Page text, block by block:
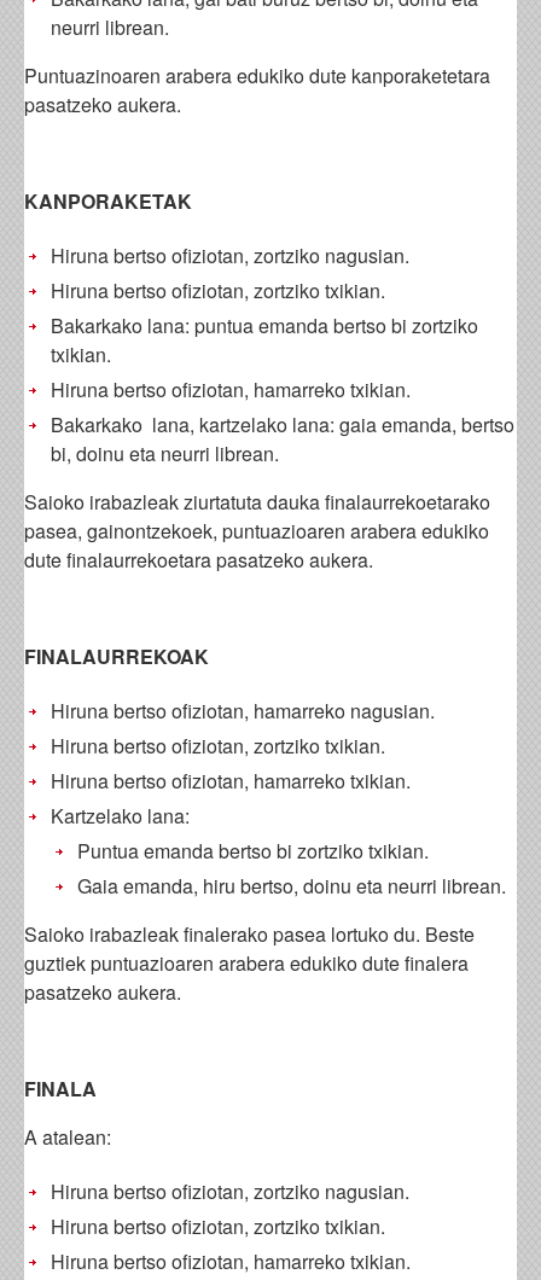
neurri librean.
Puntuazinoaren arabera edukiko dute kanporaketetara
pasatzeko aukera.
KANPORAKETAK
Hiruna bertso ofiziotan, zortziko nagusian.
Hiruna bertso ofiziotan, zortziko txikian.
Bakarkako lana: puntua emanda bertso bi zortziko
txikian.
Hiruna bertso ofiziotan, hamarreko txikian.
Bakarkako lana, kartzelako lana: gaia emanda, bertso
bi, doinu eta neurri librean.
Saioko irabazleak ziurtatuta dauka finalaurrekoetarako
pasea, gainontzekoek, puntuazioaren arabera edukiko
dute finalaurrekoetara pasatzeko aukera.
FINALAURREKOAK
Hiruna bertso ofiziotan, hamarreko nagusian.
Hiruna bertso ofiziotan, zortziko txikian.
Hiruna bertso ofiziotan, hamarreko txikian.
Kartzelako lana:
Puntua emanda bertso bi zortziko txikian.
Gaia emanda, hiru bertso, doinu eta neurri librean.
Saioko irabazleak finalerako pasea lortuko du. Beste
guztiek puntuazioaren arabera edukiko dute finalera
pasatzeko aukera.
FINALA
A atalean:
Hiruna bertso ofiziotan, zortziko nagusian.
Hiruna bertso ofiziotan, zortziko txikian.
Hiruna bertso ofiziotan, hamarreko txikian.